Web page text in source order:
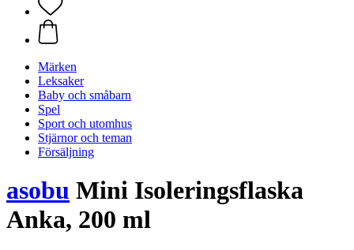
Märken
Leksaker
Baby och småbarn
Spel
Sport och utomhus
Stjärnor och teman
Försäljning
asobu Mini Isoleringsflaska
Anka, 200 ml